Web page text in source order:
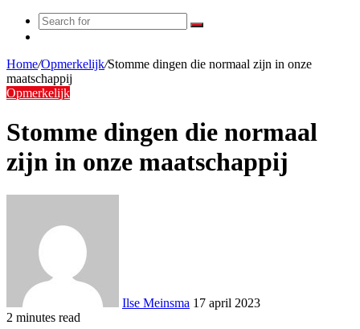
Search
Home/Opmerkelijk/Stomme dingen die normaal zijn in onze
maatschappij
Opmerkelijk
Stomme dingen die normaal
zijn in onze maatschappij
Ilse Meinsma 17 april 2023
2 minutes read